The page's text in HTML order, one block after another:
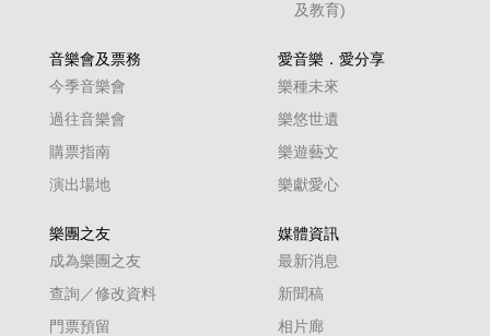
及教育)
音樂會及票務
今季音樂會
過往音樂會
購票指南
演出場地
愛音樂．愛分享
樂種未來
樂悠世遺
樂遊藝文
樂獻愛心
樂團之友
成為樂團之友
查詢／修改資料
門票預留
媒體資訊
最新消息
新聞稿
相片廊